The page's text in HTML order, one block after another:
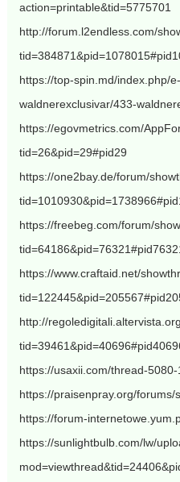
action=printable&tid=5775701
http://forum.l2endless.com/
https://top-spin.md/index.php/
waldnerexclusivar/433-
https://egovmetrics.com/
tid=26&pid=29#pid29
https://one2bay.de/forum/
https://freebeg.com/forum/
https://www.craftaid.net/
http://
https://usaxii.com/thread-
https://praisenpray.org/
https://forum-
https://sunlightbulb.com/lw/